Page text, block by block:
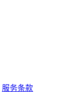
服务条款